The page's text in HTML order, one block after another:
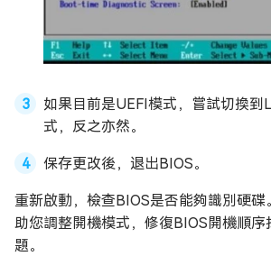
如果目前是UEFI模式，嘗試切換到
式，反之亦然。
保存更改後，退出BIOS。
重新啟動，檢查BIOS是否能夠識別硬碟
助您調整開機模式，修復BIOS開機順序
題。